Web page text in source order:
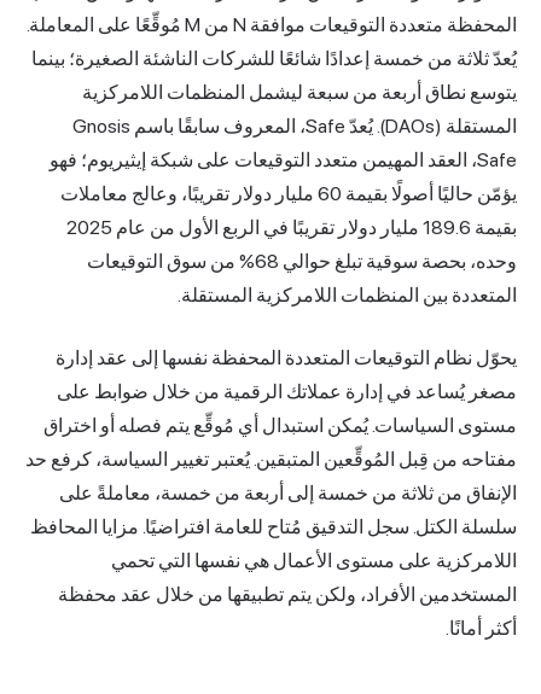
المحفظة متعددة التوقيعات موافقة N من M مُوقِّعًا على المعاملة.
يُعدّ ثلاثة من خمسة إعدادًا شائعًا للشركات الناشئة الصغيرة؛ بينما
يتوسع نطاق أربعة من سبعة ليشمل المنظمات اللامركزية
المستقلة (DAOs). يُعدّ Safe، المعروف سابقًا باسم Gnosis
Safe، العقد المهيمن متعدد التوقيعات على شبكة إيثيريوم؛ فهو
يؤمّن حاليًا أصولًا بقيمة 60 مليار دولار تقريبًا، وعالج معاملات
بقيمة 189.6 مليار دولار تقريبًا في الربع الأول من عام 2025
وحده، بحصة سوقية تبلغ حوالي 68% من سوق
التوقيعات
المتعددة بين المنظمات اللامركزية المستقلة.
يحوّل نظام التوقيعات المتعددة المحفظة نفسها إلى عقد إدارة
مصغر يُساعد في إدارة عملاتك الرقمية من خلال ضوابط على
مستوى السياسات. يُمكن استبدال أي مُوقِّع يتم فصله أو اختراق
مفتاحه من قِبل المُوقِّعين المتبقين. يُعتبر تغيير السياسة، كرفع حد
الإنفاق من ثلاثة من خمسة إلى أربعة من خمسة، معاملةً على
سلسلة الكتل. سجل التدقيق مُتاح للعامة افتراضيًا. مزايا المحافظ
اللامركزية على مستوى الأعمال هي نفسها التي تحمي
المستخدمين الأفراد، ولكن يتم تطبيقها من خلال عقد محفظة
أكثر أمانًا.